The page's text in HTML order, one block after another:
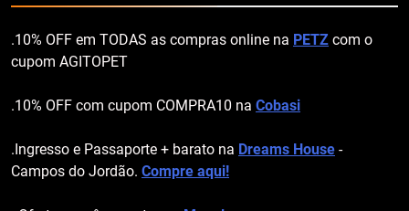
.10% OFF em TODAS as compras online na PETZ com o
cupom AGITOPET
.10% OFF com cupom COMPRA10 na Cobasi
.Ingresso e Passaporte + barato na Dreams House -
Campos do Jordão. Compre aqui!